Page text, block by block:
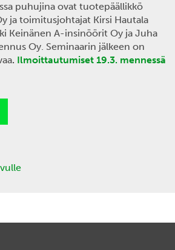
puhujina ovat tuotepäällikkö
ja toimitusjohtajat Kirsi Hautala
Keinänen A-insinöörit Oy ja Juha
Oy. Seminaarin jälkeen on
. Ilmoittautumiset 19.3. mennessä